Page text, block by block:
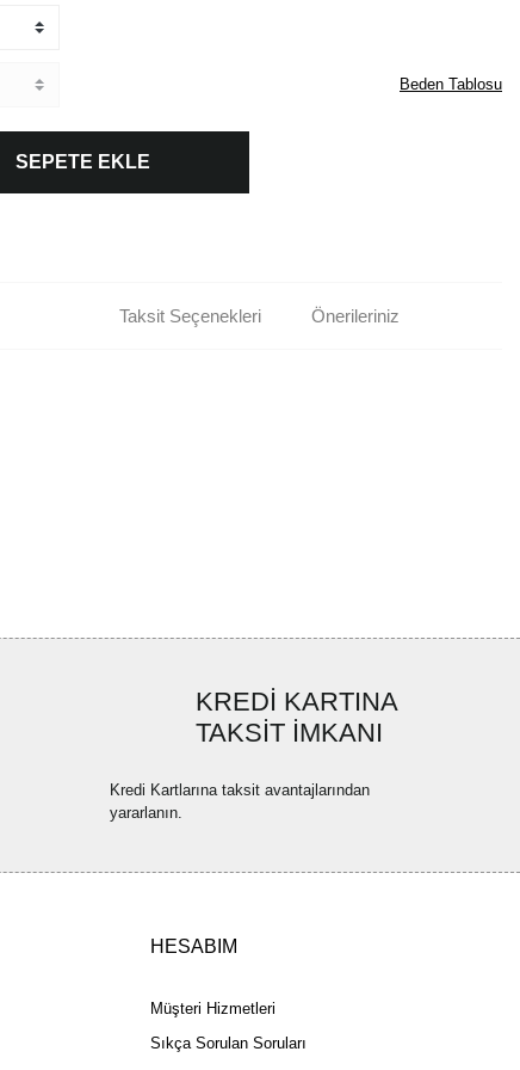
Beden Tablosu
SEPETE EKLE
Taksit Seçenekleri Önerileriniz
Gönder
KREDİ KARTINA
TAKSİT İMKANI
Kredi Kartlarına taksit avantajlarından
yararlanın.
HESABIM
Müşteri Hizmetleri
Sıkça Sorulan Soruları